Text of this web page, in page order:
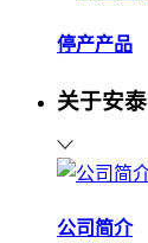
停产产品
关于安泰
公司简介